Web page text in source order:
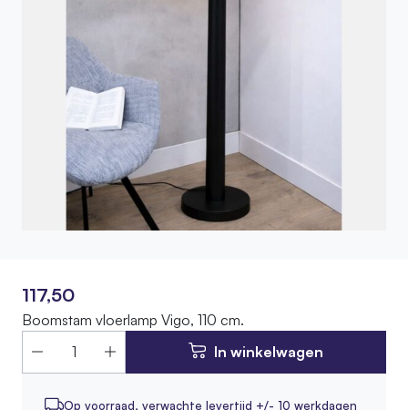
117,50
Boomstam vloerlamp Vigo, 110 cm.
In winkelwagen
Op voorraad, verwachte levertijd +/- 10 werkdagen